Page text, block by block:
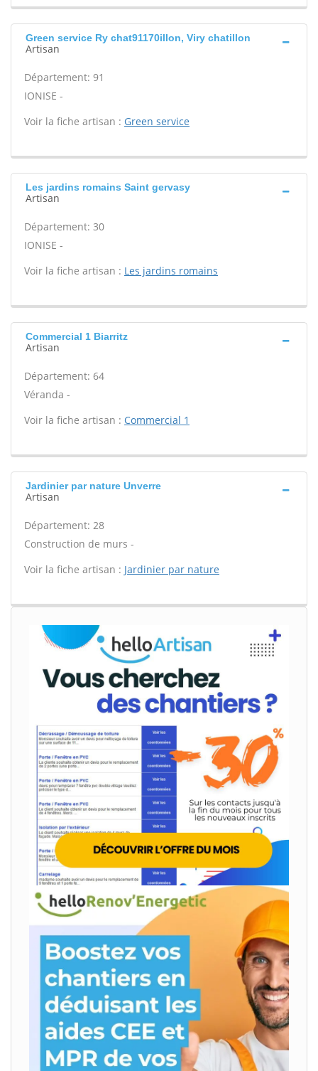
Green service Ry chat91170illon, Viry chatillon
Artisan
Département: 91
IONISE -
Voir la fiche artisan : Green service
Les jardins romains Saint gervasy
Artisan
Département: 30
IONISE -
Voir la fiche artisan : Les jardins romains
Commercial 1 Biarritz
Artisan
Département: 64
Véranda -
Voir la fiche artisan : Commercial 1
Jardinier par nature Unverre
Artisan
Département: 28
Construction de murs -
Voir la fiche artisan : Jardinier par nature